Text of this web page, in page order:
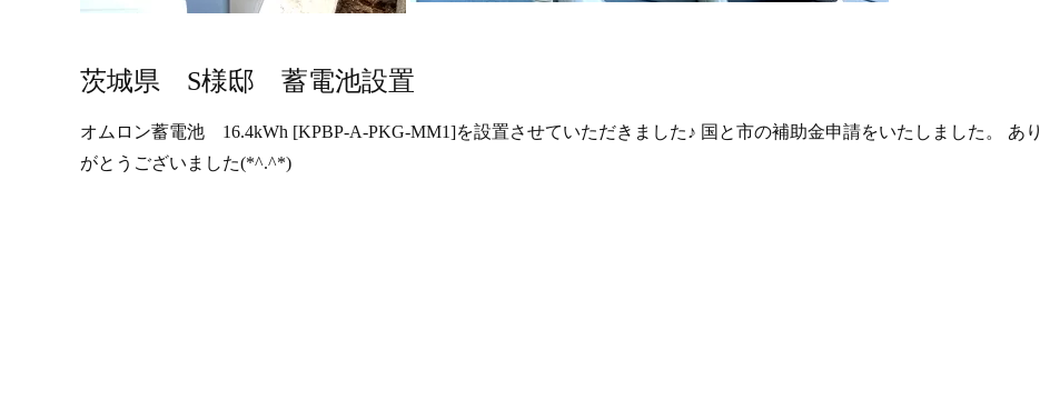
茨城県 S様邸 蓄電池設置
オムロン蓄電池 16.4kWh [KPBP-A-PKG-MM1]を設置させていただきました♪ 国と市の補助金申請をいたしました。 あり
がとうございました(*^.^*)